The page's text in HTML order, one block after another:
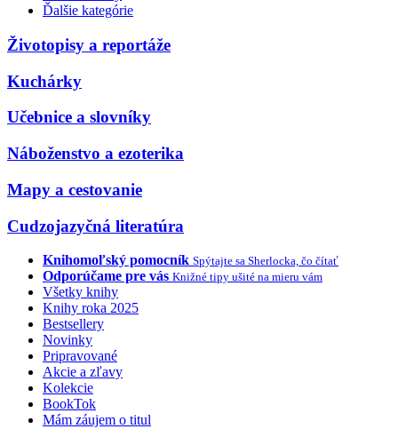
Ďalšie kategórie
Životopisy a reportáže
Kuchárky
Učebnice a slovníky
Náboženstvo a ezoterika
Mapy a cestovanie
Cudzojazyčná literatúra
Knihomoľský pomocník Spýtajte sa Sherlocka, čo čítať
Odporúčame pre vás Knižné tipy ušité na mieru vám
Všetky knihy
Knihy roka 2025
Bestsellery
Novinky
Pripravované
Akcie a zľavy
Kolekcie
BookTok
Mám záujem o titul